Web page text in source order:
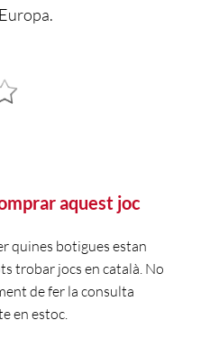
aquest joc
quines botigues estan
trobar jocs en català. No
de fer la consulta
en estoc.